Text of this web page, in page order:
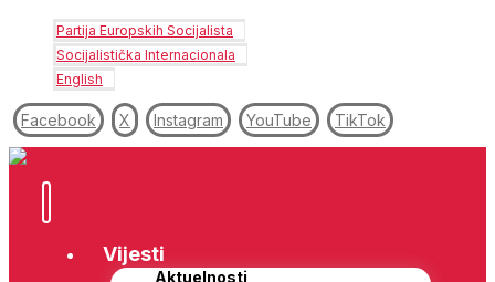
Partija Europskih Socijalista
Socijalistička Internacionala
English
Facebook X Instagram YouTube TikTok
Vijesti
Aktuelnosti